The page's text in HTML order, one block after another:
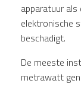
apparatuur
elektronische
beschadigt.
De meeste
metrawatt